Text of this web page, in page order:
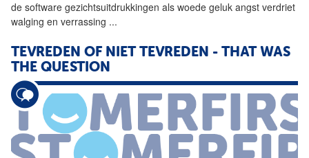
de software gezichtsuitdrukkingen als woede geluk angst verdriet
walging en verrassing ...
TEVREDEN OF NIET TEVREDEN - THAT WAS
THE QUESTION